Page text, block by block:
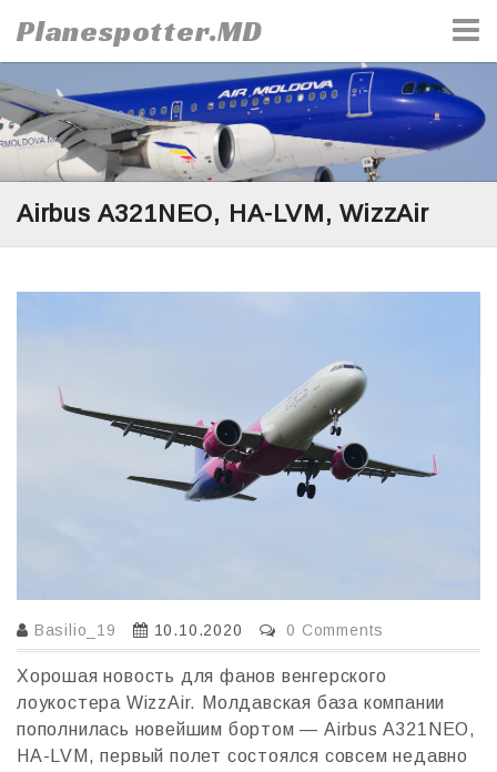
to
content
Planespotter.MD
Airbus A321NEO, HA-LVM, WizzAir
Basilio_19 10.10.2020 0 Comments
Хорошая новость для фанов венгерского
лоукостера WizzAir. Молдавская база компании
пополнилась новейшим бортом — Airbus A321NEO,
HA-LVM, первый полет состоялся совсем недавно